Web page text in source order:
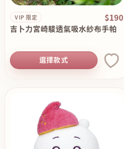
VIP 限定 $190
吉卜力宮崎駿透氣吸水紗布手帕
選擇款式